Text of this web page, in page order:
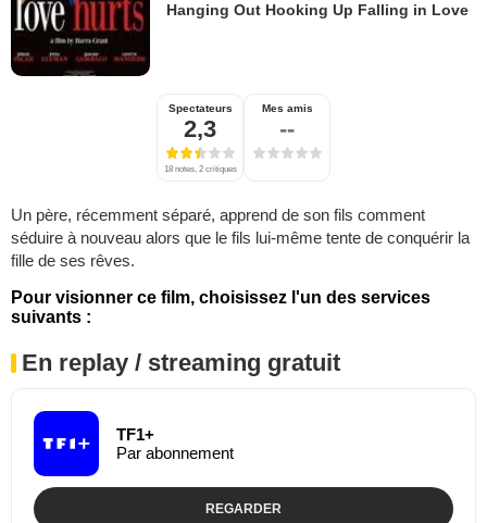
Hanging Out Hooking Up Falling in Love
Spectateurs
2,3
18 notes, 2 critiques
Mes amis
--
Un père, récemment séparé, apprend de son fils comment
séduire à nouveau alors que le fils lui-même tente de conquérir la
fille de ses rêves.
Pour visionner ce film, choisissez l'un des services
suivants :
En replay / streaming gratuit
TF1+
Par abonnement
REGARDER